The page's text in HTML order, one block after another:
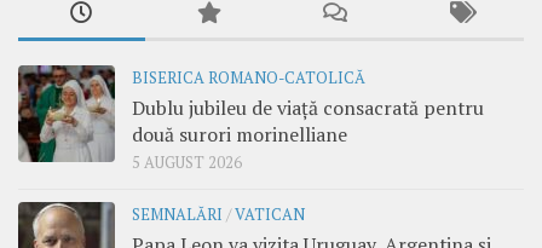
BISERICA ROMANO-CATOLICĂ
Dublu jubileu de viață consacrată pentru
două surori morinelliane
5 AUGUST 2026
SEMNALĂRI /VATICAN